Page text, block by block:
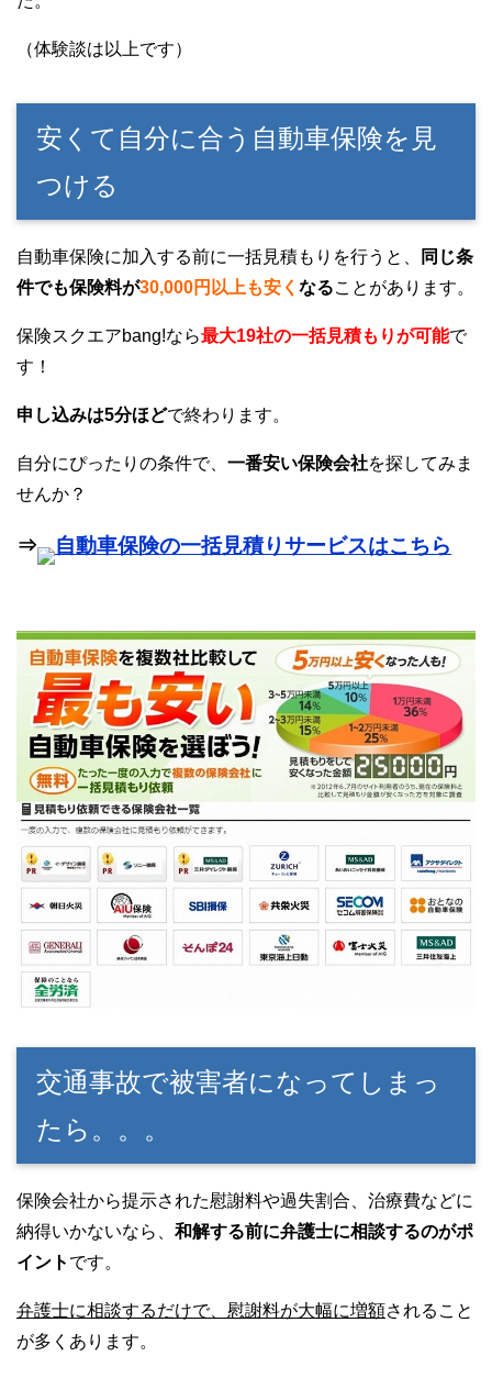
（体験談は以上です）
安くて自分に合う自動車保険を見
つける
自動車保険に加入する前に一括見積もりを行うと、
同じ条
件でも保険料が30,000円以上も安く なることがあります。
保険スクエアbang!なら最大19社の一括見積もりが可能で
す！
申し込みは5分ほどで終わります。
自分にぴったりの条件で、 一番安い保険会社を探してみま
せんか？
⇒ 自動車保険の一括見積りサービスはこちら
交通事故で被害者になってしまっ
たら。。。
保険会社から提示された慰謝料や過失割合、治療費などに
納得いかないなら、 和解する前に弁護士に相談するのがポ
イント です。
弁護士に相談するだけで、慰謝料が大幅に増額されること
が多くあります。